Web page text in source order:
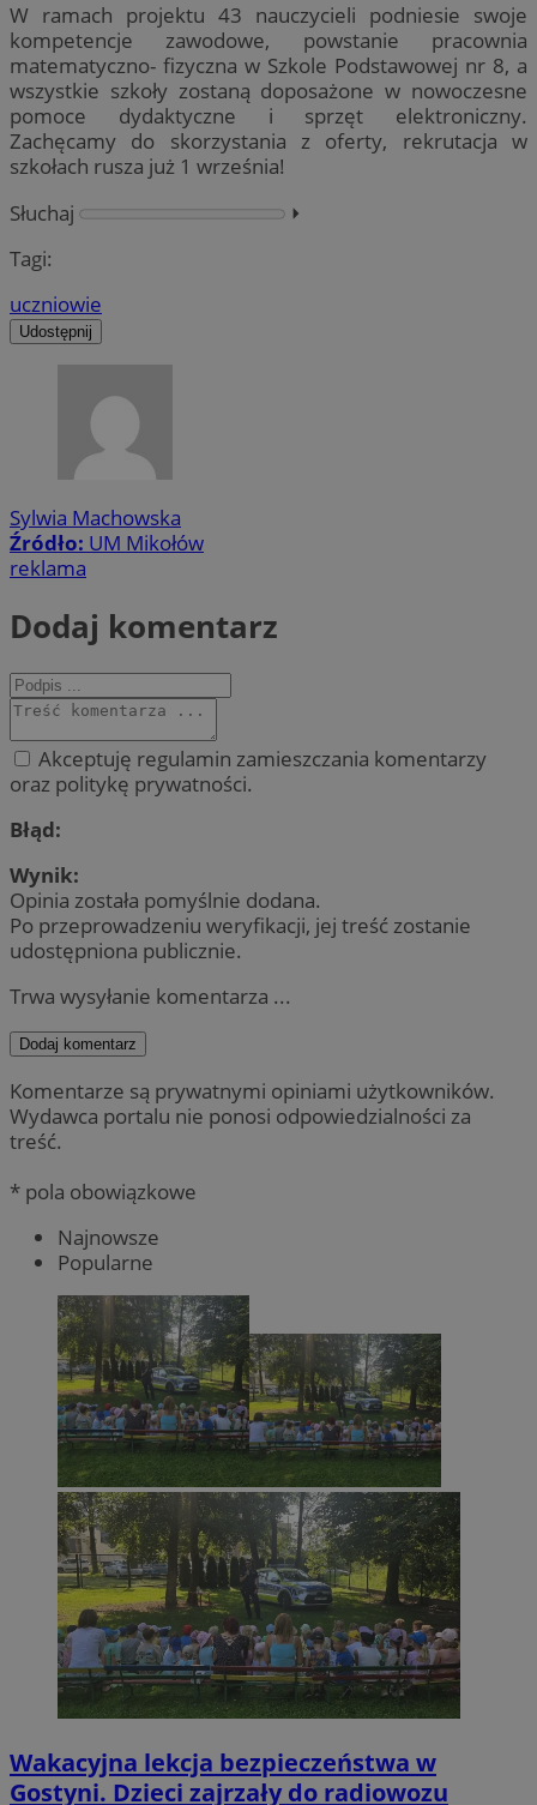
W ramach projektu 43 nauczycieli podniesie swoje
kompetencje zawodowe, powstanie pracownia
matematyczno- fizyczna w Szkole Podstawowej nr 8, a
wszystkie szkoły zostaną doposażone w nowoczesne
pomoce dydaktyczne i sprzęt elektroniczny.
Zachęcamy do skorzystania z oferty, rekrutacja w
szkołach rusza już 1 września!
Słuchaj
⏵︎
Tagi:
uczniowie
Udostępnij
Sylwia Machowska
Źródło: UM Mikołów
reklama
Dodaj komentarz
Akceptuję regulamin zamieszczania komentarzy
oraz politykę prywatności.
Błąd:
Wynik:
Opinia została pomyślnie dodana.
Po przeprowadzeniu weryfikacji, jej treść zostanie
udostępniona publicznie.
Trwa wysyłanie komentarza ...
Dodaj komentarz
Komentarze są prywatnymi opiniami użytkowników.
Wydawca portalu nie ponosi odpowiedzialności za
treść.
* pola obowiązkowe
Najnowsze
Popularne
Wakacyjna lekcja bezpieczeństwa w
Gostyni. Dzieci zajrzały do radiowozu